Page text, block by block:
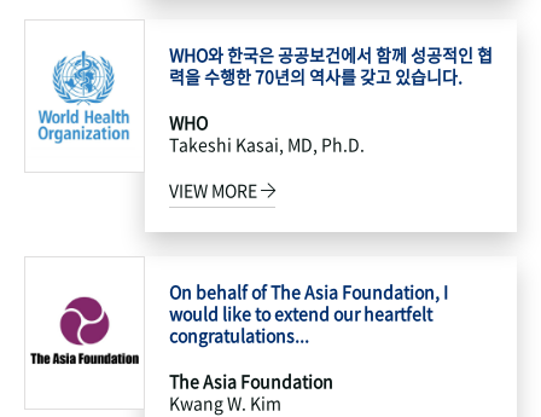
WHO와 한국은 공공보건에서 함께 성공적인 협
력을 수행한 70년의 역사를 갖고 있습니다.
WHO
Takeshi Kasai, MD, Ph.D.
VIEW MORE
On behalf of The Asia Foundation, I
would like to extend our heartfelt
congratulations...
The Asia Foundation
Kwang W. Kim